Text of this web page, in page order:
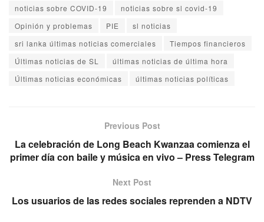
noticias sobre COVID-19
noticias sobre sl covid-19
Opinión y problemas
PIE
sl noticias
sri lanka últimas noticias comerciales
Tiempos financieros
Últimas noticias de SL
últimas noticias de última hora
Últimas noticias económicas
últimas noticias políticas
Previous Post
La celebración de Long Beach Kwanzaa comienza el
primer día con baile y música en vivo – Press Telegram
Next Post
Los usuarios de las redes sociales reprenden a NDTV